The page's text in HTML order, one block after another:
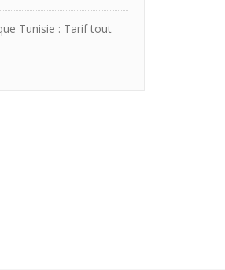
Tunisie : Tarif tout